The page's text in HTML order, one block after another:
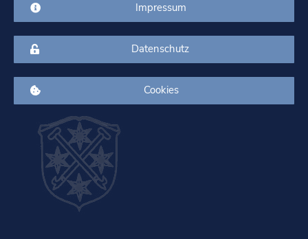
Impressum
Datenschutz
Cookies